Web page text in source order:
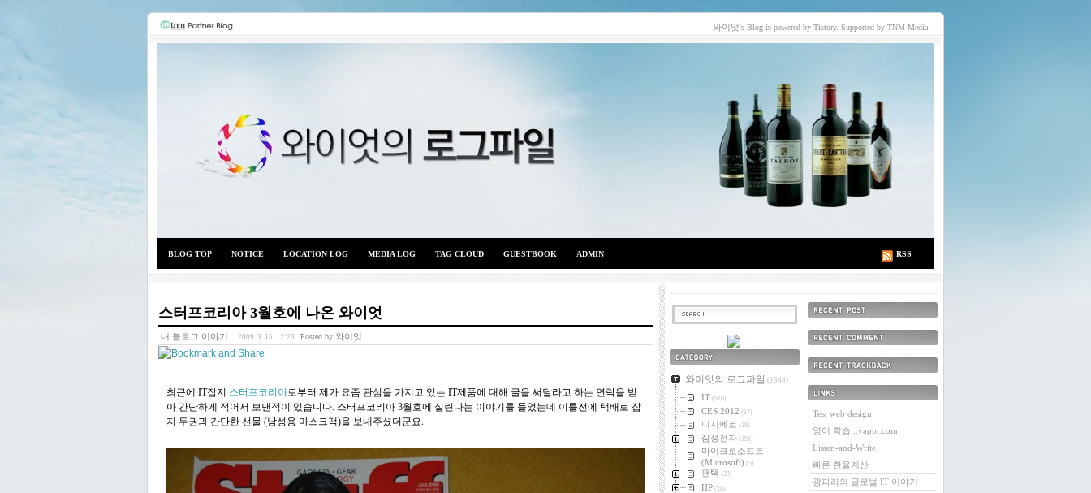
와이엇's Blog is powered by Tistory. Supported by TNM Media.
BLOG TOP NOTICE LOCATION LOG MEDIA LOG TAG CLOUD GUESTBOOK ADMIN RSS
스터프코리아 3월호에 나온 와이엇
내 블로그 이야기 2009. 3. 15. 12:20 Posted by 와이엇
최근에 IT잡지 스터프코리아로부터 제가 요즘 관심을 가지고 있는 IT제품에 대해 글을 써달라고 하는 연락을 받
아 간단하게 적어서 보낸적이 있습니다. 스터프코리아 3월호에 실린다는 이야기를 들었는데 이틀전에 택배로 잡
지 두권과 간단한 선물 (남성용 마스크팩)을 보내주셨더군요.
카테고리
와이엇의 로그파일 (1548)
IT (910)
CES 2012 (17)
디지에코 (28)
삼성전자 (191)
마이크로소프트
(Microsoft) (5)
팬택 (23)
HP (28)
링크
Test web design
영어 학습...yappr.com
Listen-and-Write
빠른 환율계산
광파리의 글로벌 IT 이야기